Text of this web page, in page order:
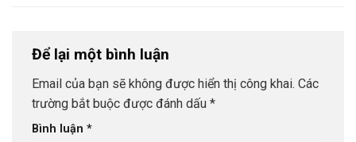
Để lại một bình luận
Email của bạn sẽ không được hiển thị công khai. Các
trường bắt buộc được đánh dấu *
Bình luận *